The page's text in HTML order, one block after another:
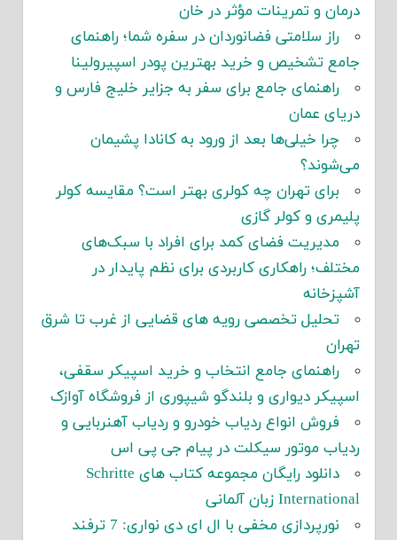
درمان و تمرینات مؤثر در خان
راز سلامتی فضانوردان در سفره شما؛ راهنمای
جامع تشخیص و خرید بهترین پودر اسپیرولینا
راهنمای جامع برای سفر به جزایر خلیج فارس و
دریای عمان
چرا خیلی‌ها بعد از ورود به کانادا پشیمان
می‌شوند؟
برای تهران چه کولری بهتر است؟ مقایسه کولر
پلیمری و کولر گازی
مدیریت فضای کمد برای افراد با سبک‌های
مختلف؛ راهکاری کاربردی برای نظم پایدار در
آشپزخانه
تحلیل تخصصی رویه های قضایی از غرب تا شرق
تهران
راهنمای جامع انتخاب و خرید اسپیکر سقفی،
اسپیکر دیواری و بلندگو شیپوری از فروشگاه آوازک
فروش انواع ردیاب خودرو و ردیاب آهنربایی و
ردیاب موتور سیکلت در پیام جی پی اس
دانلود رایگان مجموعه کتاب های Schritte
International زبان آلمانی
نورپردازی مخفی با ال ای دی نواری: 7 ترفند